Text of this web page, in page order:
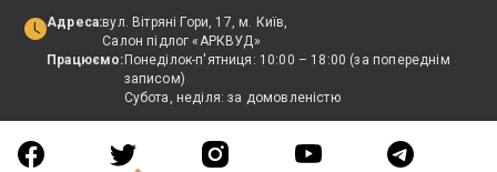
Адреса:вул. Вітряні Гори, 17, м. Київ,
Салон підлог «АРКВУД»
Працюємо: Понеділок-п'ятниця: 10:00 – 18:00 (за попереднім
записом)
Субота, неділя: за домовленістю